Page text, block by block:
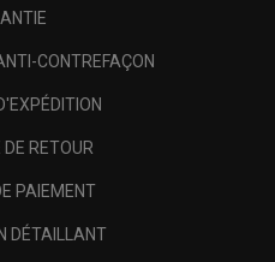
CONTREFAÇON
DE RETOUR
PAIEMENT
DÉTAILLANT